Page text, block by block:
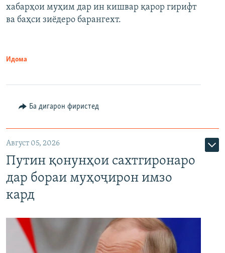
720p 1080p
хабарҳои муҳим дар ин кишвар қарор гирифт
ва баҳси зиёдеро барангехт.
Идома
Ба дигарон фиристед
Август 05, 2026
Путин қонунҳои сахтгиронаро
дар бораи муҳоҷирон имзо
кард